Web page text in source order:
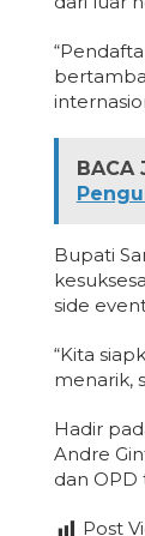
BACA
Bupati
side
“Kita
menarik,
Hadir
Andre
dan
Post